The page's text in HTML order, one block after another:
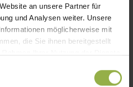
an unsere Partner für
und Analysen weiter. Unsere
möglicherweise mit
die Sie ihnen bereitgestellt